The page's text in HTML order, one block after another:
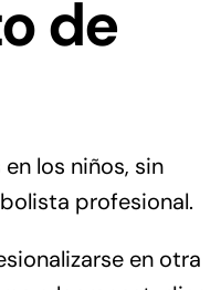
de
los niños, sin
profesional.
en otra